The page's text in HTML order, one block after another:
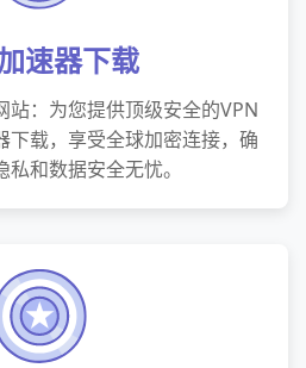
速器下载
站：为您提供顶级安全的VPN
下载，享受全球加密连接，确
和数据安全无忧。